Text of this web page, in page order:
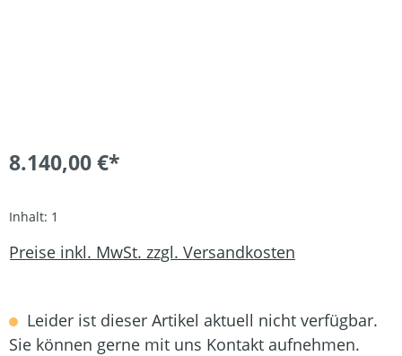
8.140,00 €*
Inhalt: 1
Preise inkl. MwSt. zzgl. Versandkosten
Leider ist dieser Artikel aktuell nicht verfügbar.
Sie können gerne mit uns Kontakt aufnehmen.